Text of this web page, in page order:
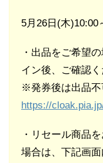
5月26日(木
・出品をご希望
イン後、ご確認く
※発券後は出品不
https://
・リセール商品
場合は、下記画面